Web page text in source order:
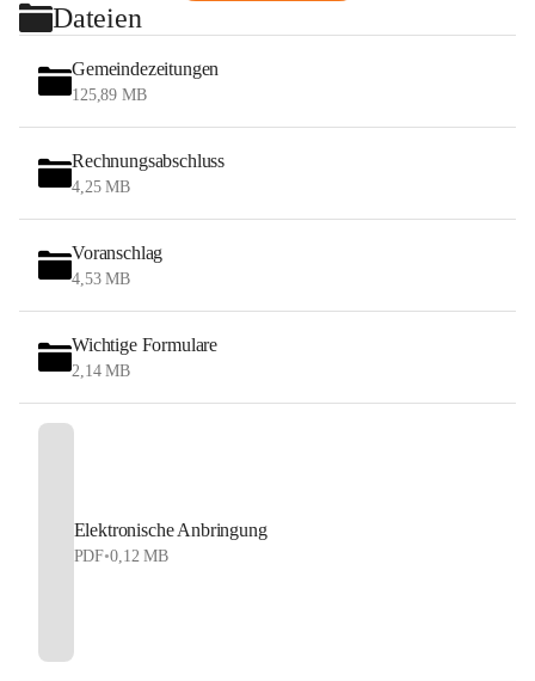
Dateien
Gemeindezeitungen
125,89 MB
Rechnungsabschluss
4,25 MB
Voranschlag
4,53 MB
Wichtige Formulare
2,14 MB
Elektronische Anbringung
PDF•0,12 MB